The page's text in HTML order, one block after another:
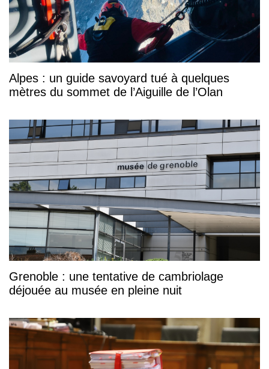
Alpes : un guide savoyard tué à quelques
mètres du sommet de l’Aiguille de l’Olan
Grenoble : une tentative de cambriolage
déjouée au musée en pleine nuit